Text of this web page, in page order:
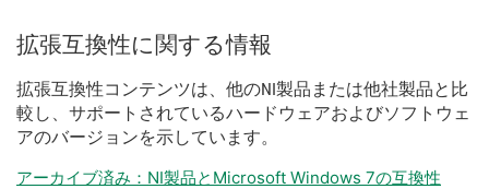
拡張互換性に関する情報
拡張互換性コンテンツは、 他のNI製品 または他社製品と 比
較 し、 サポート されているハードウェアおよびソフトウェ
アのバージョンを示してい ます。
アーカイブ済み：NI製品とMicrosoft Windows 7の互換性